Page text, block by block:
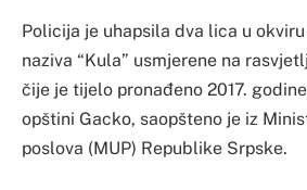
Policija je uhapsila dva lica u
naziva “Kula” usmjerene na
čije je tijelo pronađeno 2017.
opštini Gacko, saopšteno je iz
poslova (MUP) Republike Srpske.